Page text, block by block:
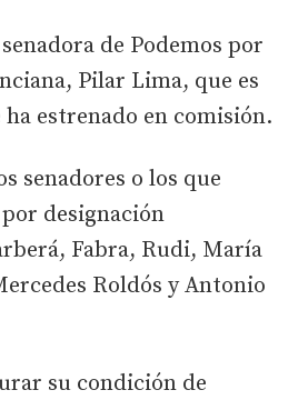
de Podemos por
Pilar Lima, que es
ha estrenado en comisión.
senadores o los que
designación
Fabra, Rudi, María
Roldós y Antonio
su condición de